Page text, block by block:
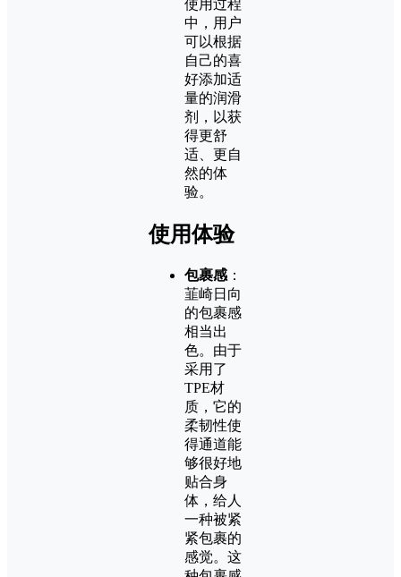
使用过程
中，用户
可以根据
自己的喜
好添加适
量的润滑
剂，以获
得更舒
适、更自
然的体
验。
使用体验
包裹感 ：
韮崎日向
的包裹感
相当出
色。由于
采用了
TPE材
质，它的
柔韧性使
得通道能
够很好地
贴合身
体，给人
一种被紧
紧包裹的
感觉。这